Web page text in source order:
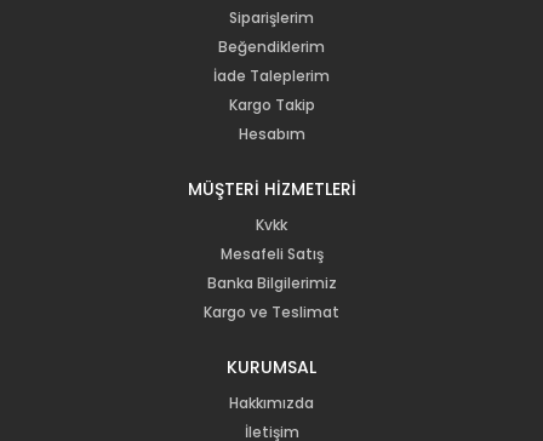
Siparişlerim
Beğendiklerim
İade Taleplerim
Kargo Takip
Hesabım
MÜŞTERİ HİZMETLERİ
Kvkk
Mesafeli Satış
Banka Bilgilerimiz
Kargo ve Teslimat
KURUMSAL
Hakkımızda
İletişim